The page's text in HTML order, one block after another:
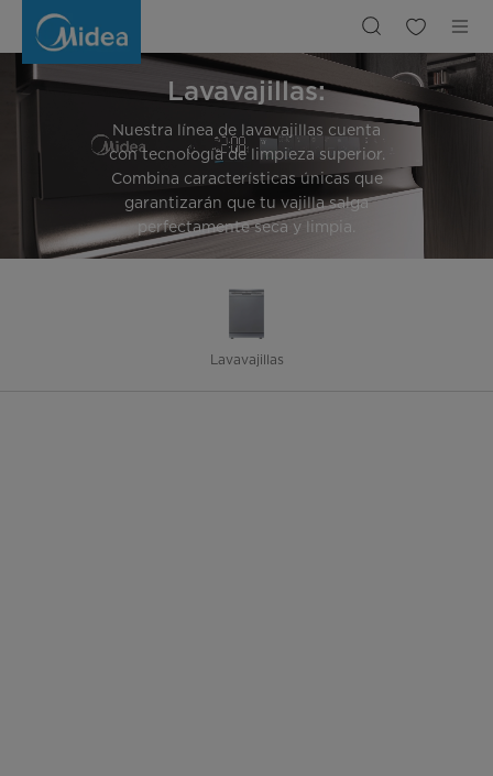
Lavavajillas:
Nuestra línea de lavavajillas cuenta
con tecnología de limpieza superior.
Combina características únicas que
garantizarán que tu vajilla salga
perfectamente seca y limpia.
Lavavajillas